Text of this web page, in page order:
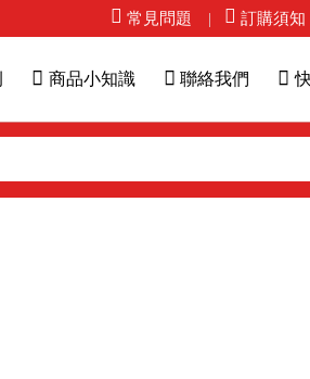
常見問題 訂購須知
商品小知識 聯絡我們